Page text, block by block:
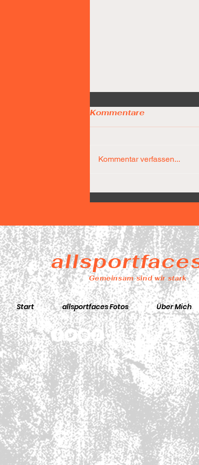
Díaz-Team führt
Minuten bereits mit
Kommentare
Kommentar verfassen...
Gemeinsam sind wir stark
Start allsportfaces Fotos Über Mich